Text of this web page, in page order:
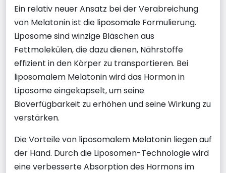
Ein relativ neuer Ansatz bei der Verabreichung
von Melatonin ist die liposomale Formulierung.
Liposome sind winzige Bläschen aus
Fettmolekülen, die dazu dienen, Nährstoffe
effizient in den Körper zu transportieren. Bei
liposomalem Melatonin wird das Hormon in
Liposome eingekapselt, um seine
Bioverfügbarkeit zu erhöhen und seine Wirkung zu
verstärken.
Die Vorteile von liposomalem Melatonin liegen auf
der Hand. Durch die Liposomen-Technologie wird
eine verbesserte Absorption des Hormons im